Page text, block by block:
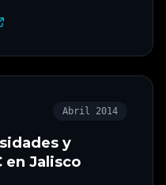
Abril 2014
y
en Jalisco